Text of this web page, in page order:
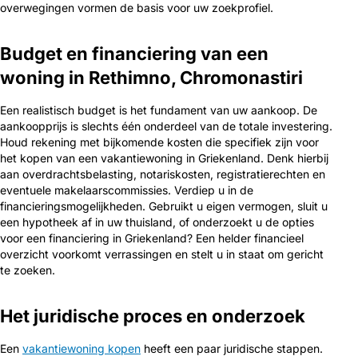
overwegingen vormen de basis voor uw zoekprofiel.
Budget en financiering van een
woning in Rethimno, Chromonastiri
Een realistisch budget is het fundament van uw aankoop. De
aankoopprijs is slechts één onderdeel van de totale investering.
Houd rekening met bijkomende kosten die specifiek zijn voor
het kopen van een vakantiewoning in Griekenland. Denk hierbij
aan overdrachtsbelasting, notariskosten, registratierechten en
eventuele makelaarscommissies. Verdiep u in de
financieringsmogelijkheden. Gebruikt u eigen vermogen, sluit u
een hypotheek af in uw thuisland, of onderzoekt u de opties
voor een financiering in Griekenland? Een helder financieel
overzicht voorkomt verrassingen en stelt u in staat om gericht
te zoeken.
Het juridische proces en onderzoek
Een vakantiewoning kopen heeft een paar juridische stappen.